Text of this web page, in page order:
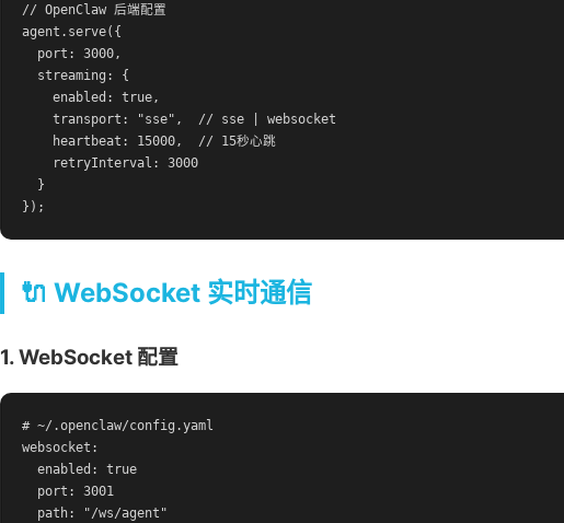
// OpenClaw 后端配置
agent.serve({
  port: 3000,
  streaming: {
    enabled: true,
    transport: "sse",  // sse | websocket
    heartbeat: 15000,  // 15秒心跳
    retryInterval: 3000
  }
});
🔌 WebSocket 实时通信
1. WebSocket 配置
# ~/.openclaw/config.yaml
websocket:
  enabled: true
  port: 3001
  path: "/ws/agent"